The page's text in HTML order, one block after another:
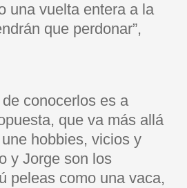
una vuelta entera a la
que perdonar”,
conocerlos es a
que va más allá
hobbies, vicios y
y Jorge son los
peleas como una vaca,